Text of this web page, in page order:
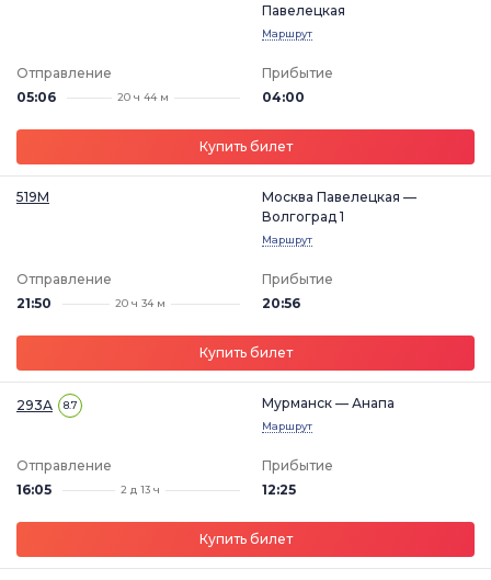
Павелецкая
Маршрут
Отправление
05:06
20 ч 44 м
Прибытие
04:00
Купить билет
519М
Москва Павелецкая —
Волгоград 1
Маршрут
Отправление
21:50
20 ч 34 м
Прибытие
20:56
Купить билет
293А 8.7 Мурманск — Анапа
Маршрут
Отправление
16:05
2 д 13 ч
Прибытие
12:25
Купить билет